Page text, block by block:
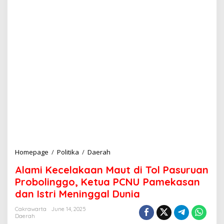
Homepage / Politika / Daerah
a
m
K
Alami Kecelakaan Maut di Tol Pasuruan
Probolinggo, Ketua PCNU Pamekasan
dan Istri Meninggal Dunia
Cakrawarta
June 14, 2025
Daerah